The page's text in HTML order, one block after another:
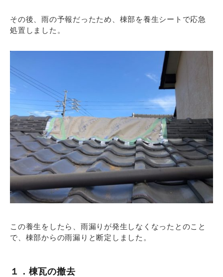
その後、雨の予報だったため、棟部を養生シートで応急
処置しました。
この養生をしたら、雨漏りが発生しなくなったとのこと
で、棟部からの雨漏りと断定しました。
１．棟瓦の撤去